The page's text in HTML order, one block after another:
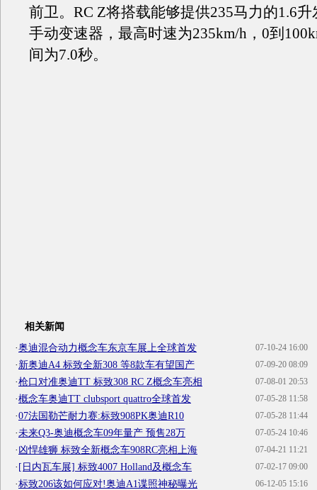
前卫。RC Z将搭载能够提供235马力的1.6
手动变速器，最高时速为235km/h，0到
间为7.0秒。
相关新闻
07-10-24 16:00
·奥迪混合动力概念车东京车展上全球首发
07-09-20 08:09
·新奥迪A4 标致全新308 等8款车有望国产
07-08-01 20:53
·枪口对准奥迪TT 标致308 RC Z概念车亮相
07-05-28 11:58
·概念车奥迪TT clubsport quattro全球首发
07-05-28 11:44
·07法国勒芒耐力赛:标致908PK奥迪R10
07-05-24 10:46
·未来Q3-奥迪概念车09年量产 预售28万
07-04-21 11:21
·凶悍雄狮 标致全新概念车908RC亮相上海
07-02-17 09:00
·[日内瓦车展] 标致4007 Holland及概念车
06-12-05 15:16
·标致206该如何应对!奥迪A1谍照神秘曝光